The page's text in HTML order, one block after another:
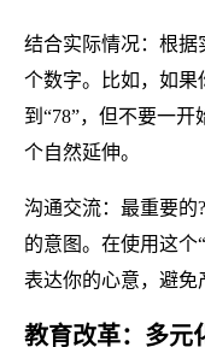
结合实际情况：根据
个数字。比如，如果
到“78”，但不要一
个自然延伸。
沟通交流：最重要的
的意图。在使用这个
表达你的心意，避免
教育改革：多元